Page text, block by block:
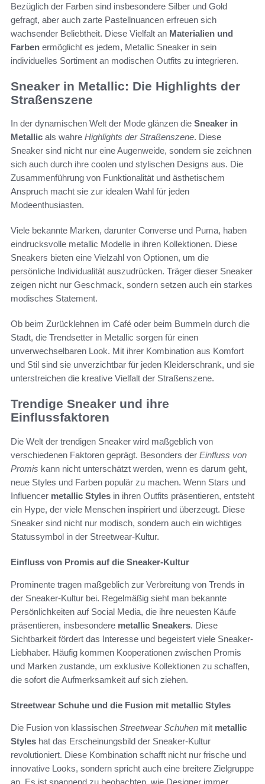
Bezüglich der Farben sind insbesondere Silber und Gold
gefragt, aber auch zarte Pastellnuancen erfreuen sich
wachsender Beliebtheit. Diese Vielfalt an Materialien und
Farben ermöglicht es jedem, Metallic Sneaker in sein
individuelles Sortiment an modischen Outfits zu integrieren.
Sneaker in Metallic: Die Highlights der
Straßenszene
In der dynamischen Welt der Mode glänzen die Sneaker in
Metallic als wahre Highlights der Straßenszene. Diese
Sneaker sind nicht nur eine Augenweide, sondern sie zeichnen
sich auch durch ihre coolen und stylischen Designs aus. Die
Zusammenführung von Funktionalität und ästhetischem
Anspruch macht sie zur idealen Wahl für jeden
Modeenthusiasten.
Viele bekannte Marken, darunter Converse und Puma, haben
eindrucksvolle metallic Modelle in ihren Kollektionen. Diese
Sneakers bieten eine Vielzahl von Optionen, um die
persönliche Individualität auszudrücken. Träger dieser Sneaker
zeigen nicht nur Geschmack, sondern setzen auch ein starkes
modisches Statement.
Ob beim Zurücklehnen im Café oder beim Bummeln durch die
Stadt, die Trendsetter in Metallic sorgen für einen
unverwechselbaren Look. Mit ihrer Kombination aus Komfort
und Stil sind sie unverzichtbar für jeden Kleiderschrank, und sie
unterstreichen die kreative Vielfalt der Straßenszene.
Trendige Sneaker und ihre
Einflussfaktoren
Die Welt der trendigen Sneaker wird maßgeblich von
verschiedenen Faktoren geprägt. Besonders der Einfluss von
Promis kann nicht unterschätzt werden, wenn es darum geht,
neue Styles und Farben populär zu machen. Wenn Stars und
Influencer metallic Styles in ihren Outfits präsentieren, entsteht
ein Hype, der viele Menschen inspiriert und überzeugt. Diese
Sneaker sind nicht nur modisch, sondern auch ein wichtiges
Statussymbol in der Streetwear-Kultur.
Einfluss von Promis auf die Sneaker-Kultur
Prominente tragen maßgeblich zur Verbreitung von Trends in
der Sneaker-Kultur bei. Regelmäßig sieht man bekannte
Persönlichkeiten auf Social Media, die ihre neuesten Käufe
präsentieren, insbesondere metallic Sneakers. Diese
Sichtbarkeit fördert das Interesse und begeistert viele Sneaker-
Liebhaber. Häufig kommen Kooperationen zwischen Promis
und Marken zustande, um exklusive Kollektionen zu schaffen,
die sofort die Aufmerksamkeit auf sich ziehen.
Streetwear Schuhe und die Fusion mit metallic Styles
Die Fusion von klassischen Streetwear Schuhen mit metallic
Styles hat das Erscheinungsbild der Sneaker-Kultur
revolutioniert. Diese Kombination schafft nicht nur frische und
innovative Looks, sondern spricht auch eine breitere Zielgruppe
an. Es ist spannend zu beobachten, wie Designer immer